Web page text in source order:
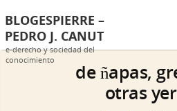
BLOGESPIERRE –
PEDRO J. CANUT
e-derecho y sociedad del
conocimiento
de ñapas,
otras